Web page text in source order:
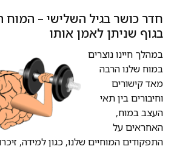
חדר כושר בגיל השלישי – המוח
בגוף שניתן לאמן אותו
במהלך חיינו נוצרים
במוח שלנו הרבה
מאד קישורים
וחיבורים בין תאי
העצב במוח,
האחראים על
התפקודים המוחיים שלנו, כגון למידה,